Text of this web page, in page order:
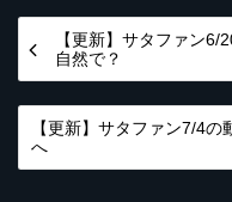
【更新】サタファン
自然で？
【更新】サタファン7/4
へ